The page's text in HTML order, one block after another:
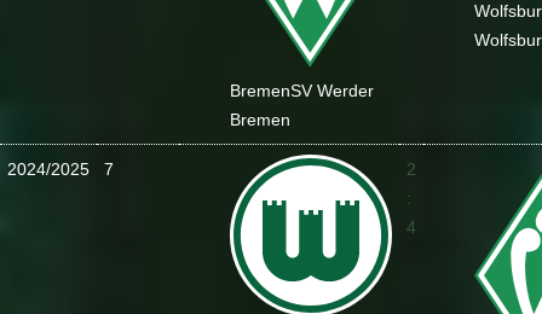
BremenSV Werder
Bremen
2024/2025 7
2
:
4